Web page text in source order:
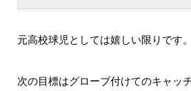
元高校球児としては嬉しい限りです。
次の目標はグローブ付けてのキャッ